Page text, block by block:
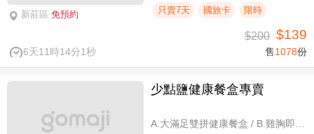
新莊區 免預約 只賣7天 國旅卡 限時
6天11時14分0秒
$200 $139
售1078份
少點鹽健康餐盒專賣
A.大滿足雙拼健康餐盒 / B.雞胸即食包三入 / C.雞胸即食包超值組六入